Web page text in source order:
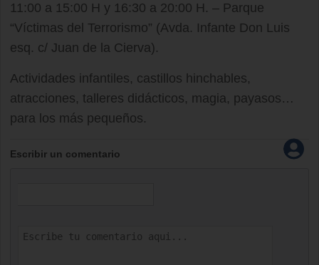
11:00 a 15:00 H y 16:30 a 20:00 H. – Parque
“Víctimas del Terrorismo” (Avda. Infante Don Luis
esq. c/ Juan de la Cierva).
Actividades infantiles, castillos hinchables,
atracciones, talleres didácticos, magia, payasos…
para los más pequeños.
Escribir un comentario